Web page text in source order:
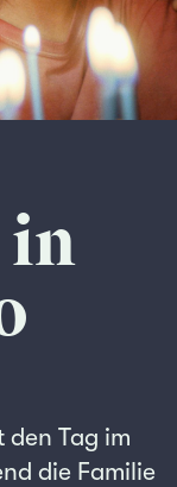
in
Tag im
die Familie